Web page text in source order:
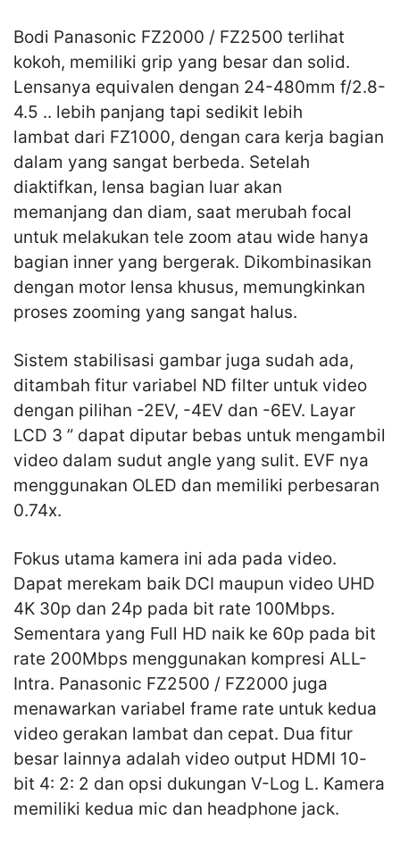
Bodi Panasonic FZ2000 / FZ2500 terlihat
kokoh, memiliki grip yang besar dan solid.
Lensanya equivalen dengan 24-480mm f/2.8-
4.5 .. lebih panjang tapi sedikit lebih
lambat dari FZ1000, dengan cara kerja bagian
dalam yang sangat berbeda. Setelah
diaktifkan, lensa bagian luar akan
memanjang dan diam, saat merubah focal
untuk melakukan tele zoom atau wide hanya
bagian inner yang bergerak. Dikombinasikan
dengan motor lensa khusus, memungkinkan
proses zooming yang sangat halus.
Sistem stabilisasi gambar juga sudah ada,
ditambah fitur variabel ND filter untuk video
dengan pilihan -2EV, -4EV dan -6EV. Layar
LCD 3 ” dapat diputar bebas untuk mengambil
video dalam sudut angle yang sulit. EVF nya
menggunakan OLED dan memiliki perbesaran
0.74x.
Fokus utama kamera ini ada pada video.
Dapat merekam baik DCI maupun video UHD
4K 30p dan 24p pada bit rate 100Mbps.
Sementara yang Full HD naik ke 60p pada bit
rate 200Mbps menggunakan kompresi ALL-
Intra. Panasonic FZ2500 / FZ2000 juga
menawarkan variabel frame rate untuk kedua
video gerakan lambat dan cepat. Dua fitur
besar lainnya adalah video output HDMI 10-
bit 4: 2: 2 dan opsi dukungan V-Log L. Kamera
memiliki kedua mic dan headphone jack.